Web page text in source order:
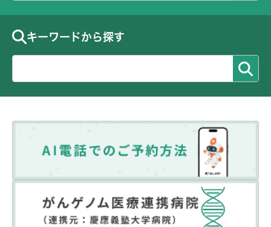
キーワードから探す